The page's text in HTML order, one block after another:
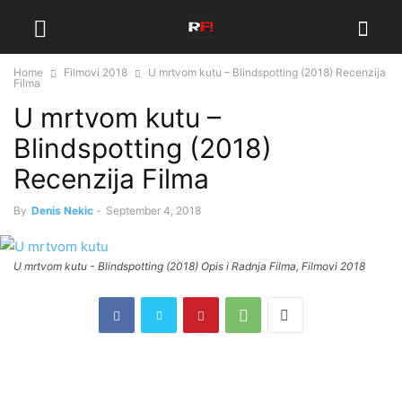
Home Filmovi 2018
U mrtvom kutu – Blindspotting (2018) Recenzija
Filma
U mrtvom kutu –
Blindspotting (2018)
Recenzija Filma
By Denis Nekic - September 4, 2018
U mrtvom kutu - Blindspotting (2018) Opis i Radnja Filma, Filmovi 2018